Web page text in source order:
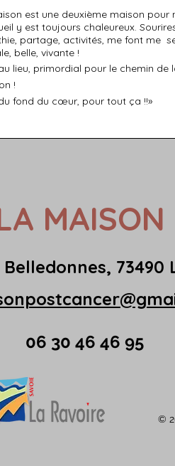
est une deuxième maison pour
y est toujours chaleureux.
partage, activités, me font me
belle, vivante !
lieu, primordial pour le chemin de
!
fond du cœur, pour tout ça !!»
MAISON
©
Belledonnes, 73490
06 30 46 46 95